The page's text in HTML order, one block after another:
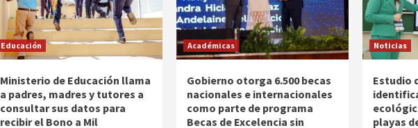
Educación
Ministerio de Educación llama
a padres, madres y tutores a
consultar sus datos para
recibir el Bono a Mil
Académicas
Gobierno otorga 6.500 becas
nacionales e internacionales
como parte de programa
Becas de Excelencia sin
Noticias
Estudio
playas